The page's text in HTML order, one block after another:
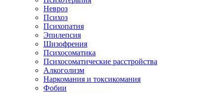
Невроз
Психоз
Психопатия
Эпилепсия
Шизофрения
Психосоматика
Психосоматические расстройства
Алкоголизм
Наркомания и токсикомания
Фобии